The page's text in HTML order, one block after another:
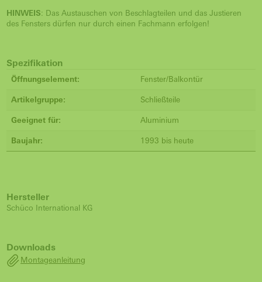
HINWEIS: Das Austauschen von Beschlagteilen und das Justieren
des Fensters dürfen nur durch einen Fachmann erfolgen!
Spezifikation
Öffnungselement: Fenster/Balkontür
Artikelgruppe: Schließteile
Geeignet für: Aluminium
Baujahr: 1993 bis heute
Hersteller
Schüco International KG
Downloads
Montageanleitung